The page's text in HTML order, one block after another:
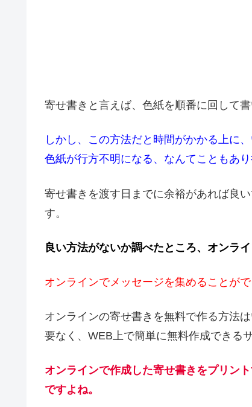
寄せ書きと言えば、色紙を順番に回して
しかし、この方法だと時間がかかる上に
色紙が行方不明になる、なんてこともあり
寄せ書きを渡す日までに余裕があれば良
す。
良い方法がないか調べたところ、オンラ
オンラインでメッセージを集めることが
オンラインの寄せ書きを無料で作る方法
要なく、WEB上で簡単に無料作成できる
オンラインで作成した寄せ書きをプリン
ですよね。